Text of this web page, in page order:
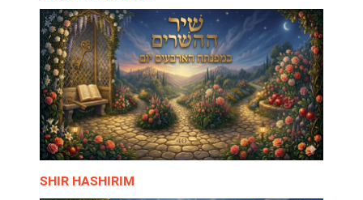
SHIR HASHIRIM